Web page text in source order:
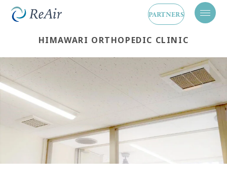
PARTNERS
メ
ニ
開
閉
HIMAWARI ORTHOPEDIC CLINIC